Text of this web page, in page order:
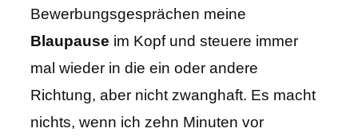
Bewerbungsgesprächen meine
Blaupause im Kopf und steuere immer
mal wieder in die ein oder andere
Richtung, aber nicht zwanghaft. Es macht
nichts, wenn ich zehn Minuten vor